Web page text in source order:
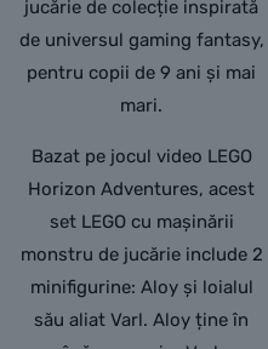
jucărie de colecție inspirată
de universul gaming fantasy,
pentru copii de 9 ani și mai
mari.
Bazat pe jocul video LEGO
Horizon Adventures, acest
set LEGO cu mașinării
monstru de jucărie include 2
minifigurine: Aloy și loialul
său aliat Varl. Aloy ține în